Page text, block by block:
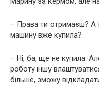
– Права ти отримаєш? А
машину вже купила?
– Ні, ба, ще не купила.
роботу іншу
більше, зможу